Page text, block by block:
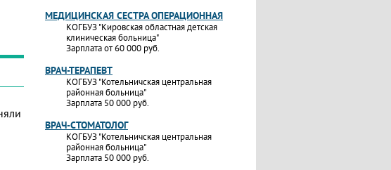
МЕДИЦИНСКАЯ СЕСТРА ОПЕРАЦИОННАЯ
КОГБУЗ "Кировская областная детская
клиническая больница"
Зарплата от 60 000 руб.
ВРАЧ-ТЕРАПЕВТ
КОГБУЗ "Котельничская центральная
районная больница"
Зарплата 50 000 руб.
ВРАЧ-СТОМАТОЛОГ
КОГБУЗ "Котельничская центральная
районная больница"
Зарплата 50 000 руб.